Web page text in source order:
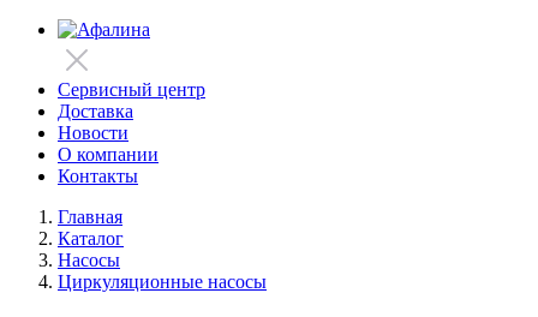
Сервисный центр
Доставка
Новости
О компании
Контакты
Главная
Каталог
Насосы
Циркуляционные насосы